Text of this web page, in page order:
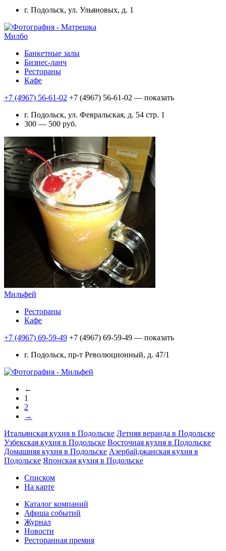
г. Подольск, ул. Ульяновых, д. 1
Милбо
Банкетные залы
Бизнес-ланч
Рестораны
Кафе
+7 (4967) 56-61-02 +7 (4967) 56-61-02 — показать
г. Подольск, ул. Февральская, д. 54 стр. 1
300 — 500 руб.
Мильфей
Рестораны
Кафе
+7 (4967) 69-59-49 +7 (4967) 69-59-49 — показать
г. Подольск, пр-т Революционный, д. 47/1
←
1
2
→
Итальянская кухня в Подольске Летняя веранда в Подольске
Узбекская кухня в Подольске Восточная кухня в Подольске
Домашняя кухня в Подольске Азербайджанская кухня в
Подольске Японская кухня в Подольске
Списком
На карте
Каталог компаний
Афиша событий
Журнал
Новости
Ресторанная премия